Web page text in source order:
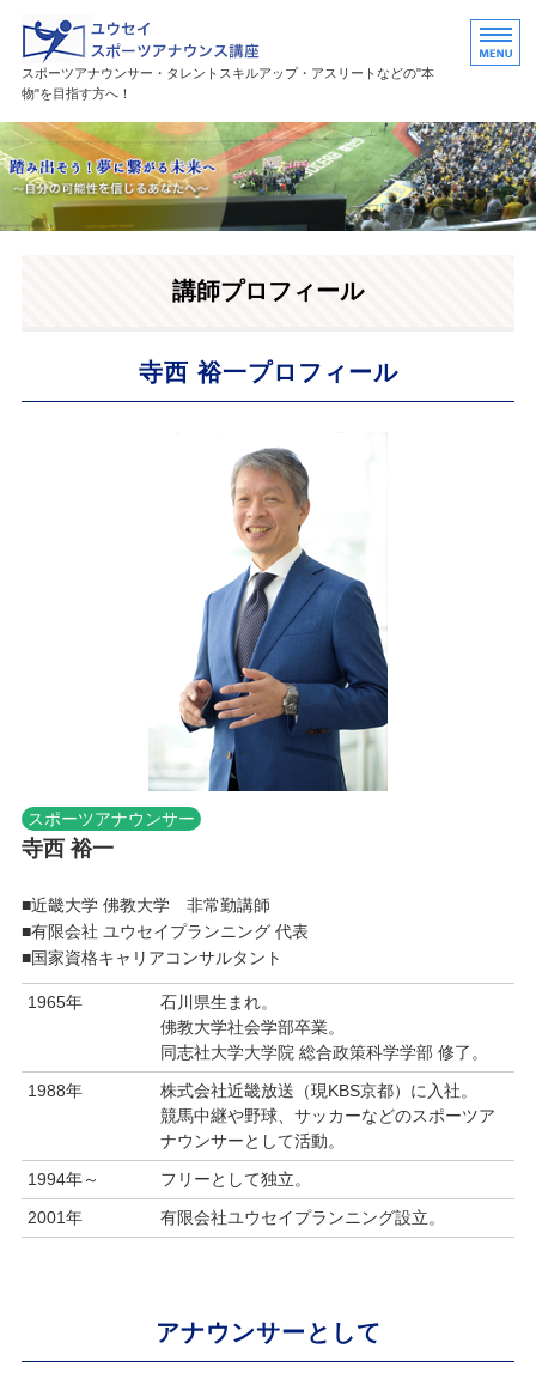
ユウセイスポーツアナウンスス
スポーツアナウンサー・タレントスキルアップ・アスリートなどの"本
物"を目指す方へ！
HOME
講座紹介
活躍中の卒業生・受講生講師プロフィール
寺西 裕一プロフィール
スポーツアナウンサー
寺西 裕一
■近畿大学 佛教大学 非常勤講師
■有限会社 ユウセイプランニング 代表
■国家資格キャリアコンサルタント
1965年
石川県生まれ。
佛教大学社会学部卒業。
同志社大学大学院 総合政策科学学部 修了。
1988年
株式会社近畿放送（現KBS京都）に入社。
競馬中継や野球、サッカーなどのスポーツア
ナウンサーとして活動。
1994年～
フリーとして独立。
2001年
有限会社ユウセイプランニング設立。
アナウンサーとして